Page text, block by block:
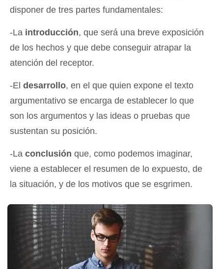
disponer de tres partes fundamentales:
-La introducción, que será una breve exposición
de los hechos y que debe conseguir atrapar la
atención del receptor.
-El desarrollo, en el que quien expone el texto
argumentativo se encarga de establecer lo que
son los argumentos y las ideas o pruebas que
sustentan su posición.
-La conclusión que, como podemos imaginar,
viene a establecer el resumen de lo expuesto, de
la situación, y de los motivos que se esgrimen.